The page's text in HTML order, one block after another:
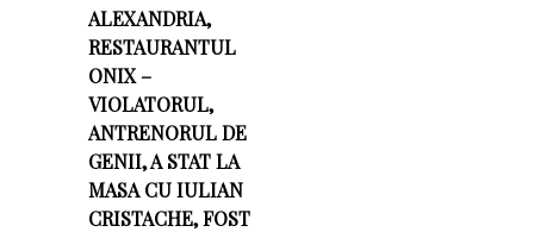
ALEXANDRIA,
RESTAURANTUL
ONIX –
VIOLATORUL,
ANTRENORUL DE
GENII, A STAT LA
MASA CU IULIAN
CRISTACHE, FOST